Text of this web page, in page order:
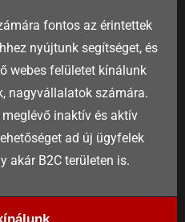
fontos az érintettek
nyújtunk segítséget, és
webes felületet kínálunk
nagyvállalatok számára.
inaktív és aktív
ad új ügyfelek
akár B2C területen is.